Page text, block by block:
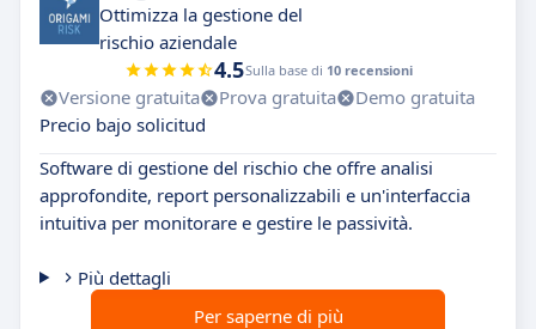
Ottimizza la gestione del
rischio aziendale
4.5Sulla base di 10 recensioni
Versione gratuita Prova gratuita
Demo gratuita
Precio bajo solicitud
Software di gestione del rischio che offre analisi
approfondite, report personalizzabili e un'interfaccia
intuitiva per monitorare e gestire le passività.
Più dettagli
Per saperne di più